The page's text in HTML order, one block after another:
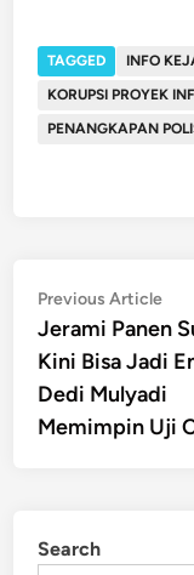
TAGGED
INFO
KORUPSI PROYEK
PENANGKAPAN
Post
navigation
Previous Article
Jerami Panen
Kini Bisa Jadi
Dedi Mulyadi
Memimpin Uji
Search